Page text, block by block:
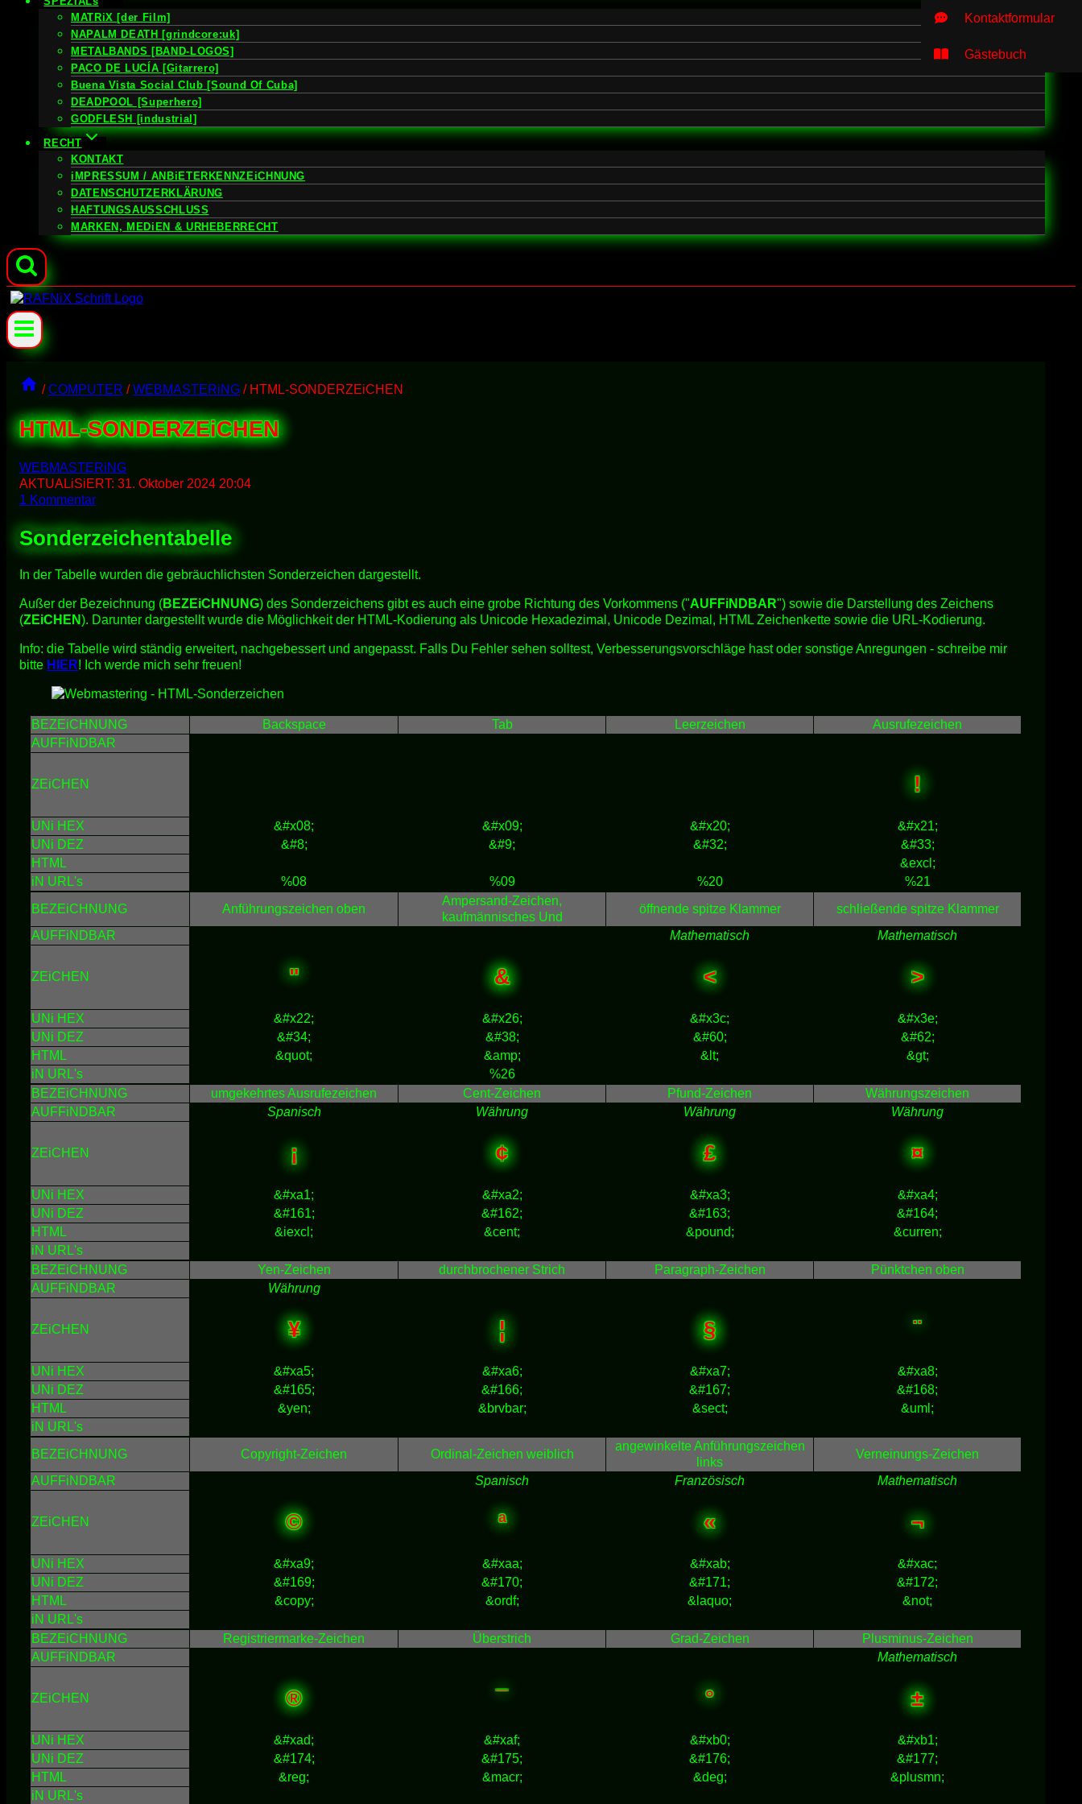
MATRiX [der Film]
NAPALM DEATH [grindcore:uk]
METALBANDS [BAND-LOGOS]
PACO DE LUCÍA [Gitarrero]
Buena Vista Social Club [Sound Of Cuba]
DEADPOOL [Superhero]
GODFLESH [industrial]
RECHT
KONTAKT
iMPRESSUM / ANBiETERKENNZEiCHNUNG
DATENSCHUTZERKLÄRUNG
HAFTUNGSAUSSCHLUSS
MARKEN, MEDiEN & URHEBERRECHT
/ COMPUTER / WEBMASTERiNG / HTML-SONDERZEiCHEN
HTML-SONDERZEiCHEN
WEBMASTERiNG
AKTUALiSiERT: 31. Oktober 2024 20:04
1 Kommentar
Sonderzeichentabelle
In der Tabelle wurden die gebräuchlichsten Sonderzeichen dargestellt.
Außer der Bezeichnung (BEZEiCHNUNG) des Sonderzeichens gibt es auch eine grobe Richtung des Vorkommens ("AUFFiNDBAR") sowie die Darstellung des Zeichens
(ZEiCHEN). Darunter dargestellt wurde die Möglichkeit der HTML-Kodierung als Unicode Hexadezimal, Unicode Dezimal, HTML Zeichenkette sowie die URL-Kodierung.
Info: die Tabelle wird ständig erweitert, nachgebessert und angepasst. Falls Du Fehler sehen solltest, Verbesserungsvorschläge hast oder sonstige Anregungen - schreibe mir
bitte HIER! Ich werde mich sehr freuen!
BEZEiCHNUNG Backspace Tab Leerzeichen
Ausrufezeichen
AUFFiNDBAR
ZEiCHEN !
UNi HEX &#x08; &#x09; &#x20;
&#x21;
UNi DEZ
&#8; &#9; &#32;
&#33;
HTML
&excl;
iN URL's
%08 %09 %20
%21
BEZEiCHNUNG
Anführungszeichen oben
Ampersand-Zeichen,
kaufmännisches Und
öffnende spitze Klammer
schließende spitze Klammer
AUFFiNDBAR
Mathematisch Mathematisch
ZEiCHEN " & < >
UNi HEX &#x22; &#x26; &#x3c;
&#x3e;
UNi DEZ
&#34; &#38; &#60;
&#62;
HTML
&quot; &amp; &lt;
&gt;
iN URL's
%26
BEZEiCHNUNG
umgekehrtes Ausrufezeichen Cent-Zeichen Pfund-Zeichen
Währungszeichen
AUFFiNDBAR
Spanisch Währung Währung Währung
ZEiCHEN ¡ ¢ £ ¤
UNi HEX &#xa1; &#xa2; &#xa3;
&#xa4;
UNi DEZ
&#161; &#162; &#163;
&#164;
HTML
&iexcl; &cent; &pound;
&curren;
iN URL's
BEZEiCHNUNG
Yen-Zeichen durchbrochener Strich Paragraph-Zeichen
Pünktchen oben
AUFFiNDBAR
Währung
ZEiCHEN ¥ ¦ § ¨
UNi HEX &#xa5; &#xa6; &#xa7;
&#xa8;
UNi DEZ
&#165; &#166; &#167;
&#168;
HTML
&yen; &brvbar; &sect;
&uml;
iN URL's
BEZEiCHNUNG
Copyright-Zeichen Ordinal-Zeichen weiblich
angewinkelte Anführungszeichen
links
Verneinungs-Zeichen
AUFFiNDBAR
Spanisch Französisch Mathematisch
ZEiCHEN © ª « ¬
UNi HEX &#xa9; &#xaa; &#xab;
&#xac;
UNi DEZ
&#169; &#170; &#171;
&#172;
HTML
&copy; &ordf; &laquo;
&not;
iN URL's
BEZEiCHNUNG
Registriermarke-Zeichen Überstrich Grad-Zeichen
Plusminus-Zeichen
AUFFiNDBAR
Mathematisch
ZEiCHEN ® ¯ ° ±
UNi HEX &#xad; &#xaf; &#xb0;
&#xb1;
UNi DEZ
&#174; &#175; &#176;
&#177;
HTML
&reg; &macr; &deg;
&plusmn;
iN URL's
Kontaktformular
Gästebuch